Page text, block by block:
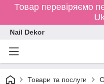
Товар перевіряємо
Nail Dekor
Товари та послуги